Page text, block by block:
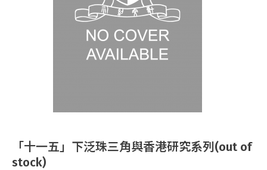
「十一五」下泛珠三角與香港研究系列(out of
stock)